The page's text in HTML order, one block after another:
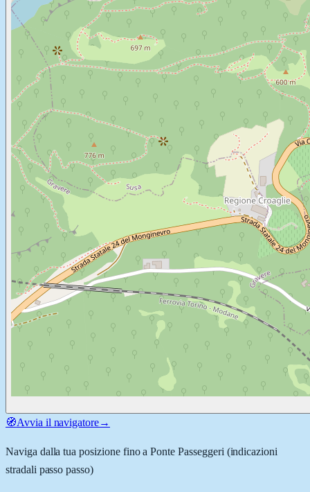
🧭Avvia il navigatore→
Naviga dalla tua posizione fino aPonte Passeggeri (indicazioni
stradali passo passo)